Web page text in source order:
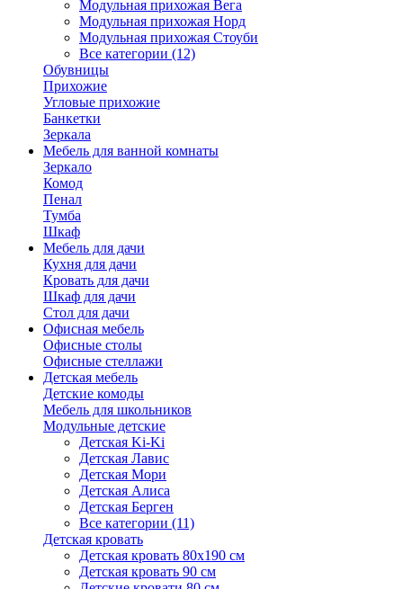
Модульная прихожая Вега
Модульная прихожая Норд
Модульная прихожая Стоуби
Все категории (12)
Обувницы
Прихожие
Угловые прихожие
Банкетки
Зеркала
Мебель для ванной комнаты
Зеркало
Комод
Пенал
Тумба
Шкаф
Мебель для дачи
Кухня для дачи
Кровать для дачи
Шкаф для дачи
Стол для дачи
Офисная мебель
Офисные столы
Офисные стеллажи
Детская мебель
Детские комоды
Мебель для школьников
Модульные детские
Детская Ki-Ki
Детская Лавис
Детская Мори
Детская Алиса
Детская Берген
Все категории (11)
Детская кровать
Детская кровать 80х190 см
Детская кровать 90 см